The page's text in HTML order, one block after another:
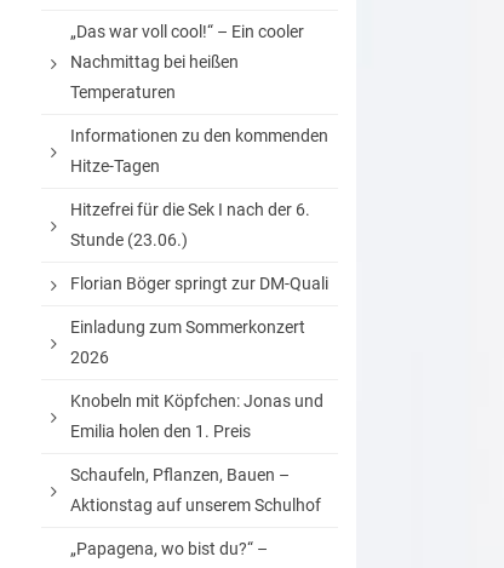
„Das war voll cool!“ – Ein cooler
Nachmittag bei heißen
Temperaturen
Informationen zu den kommenden
Hitze-Tagen
Hitzefrei für die Sek I nach der 6.
Stunde (23.06.)
Florian Böger springt zur DM-Quali
Einladung zum Sommerkonzert
2026
Knobeln mit Köpfchen: Jonas und
Emilia holen den 1. Preis
Schaufeln, Pflanzen, Bauen –
Aktionstag auf unserem Schulhof
„Papagena, wo bist du?“ –